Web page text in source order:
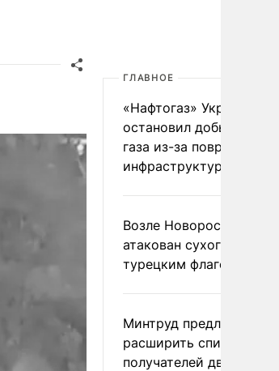
ГЛАВНОЕ
«Нафтогаз» Украины
остановил добычу
газа из-за повреждения
инфраструктуры
Возле Новороссийска
атакован сухогруз под
турецким флагом
Минтруд предложил
расширить список
получателей двух